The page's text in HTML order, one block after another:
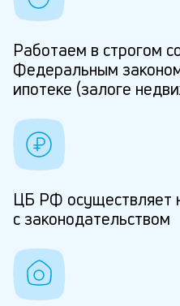
Работаем в строгом
Федеральным
ипотеке (залоге
ЦБ РФ осуществляет
с законодательством